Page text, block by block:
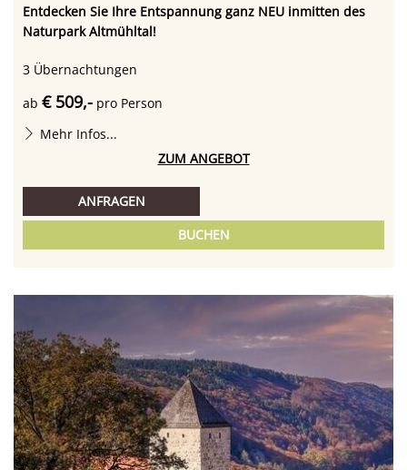
Entdecken Sie Ihre Entspannung ganz NEU inmitten des
Naturpark Altmühltal!
3 Übernachtungen
ab € 509,- pro Person
Mehr Infos...
ZUM ANGEBOT
ANFRAGEN
BUCHEN